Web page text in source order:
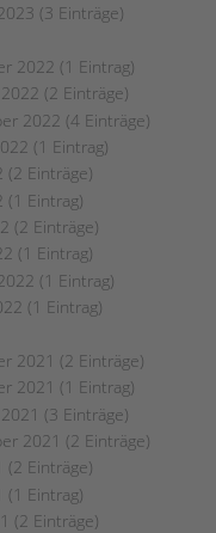
(3 Einträge)
2022 (1 Eintrag)
(2 Einträge)
2022 (4 Einträge)
(1 Eintrag)
(2 Einträge)
(1 Eintrag)
(2 Einträge)
(1 Eintrag)
(1 Eintrag)
(1 Eintrag)
2021 (2 Einträge)
2021 (1 Eintrag)
(3 Einträge)
2021 (2 Einträge)
(2 Einträge)
(1 Eintrag)
(2 Einträge)